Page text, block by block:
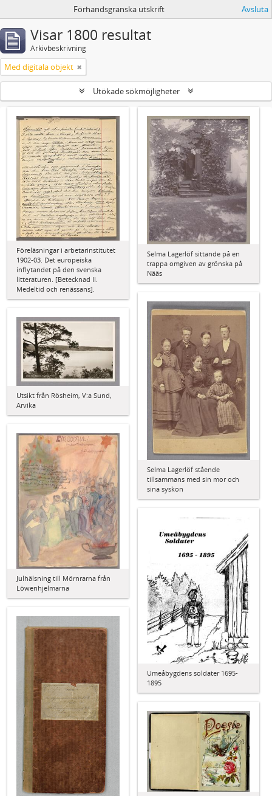
Förhandsgranska utskrift Avsluta
Visar 1800 resultat
Arkivbeskrivning
Med digitala objekt
Utökade sökmöjligheter
Föreläsningar i arbetarinstitutet
1902-03. Det europeiska
inflytandet på den svenska
litteraturen. [Betecknad II.
Medeltid och renässans].
Selma Lagerlöf sittande på en
trappa omgiven av grönska på
Nääs
Selma Lagerlöf stående
tillsammans med sin mor och
sina syskon
Utsikt från Rösheim, V:a Sund,
Arvika
Julhälsning till Mörnrarna från
Löwenhjelmarna
Umeåbygdens soldater 1695-
1895